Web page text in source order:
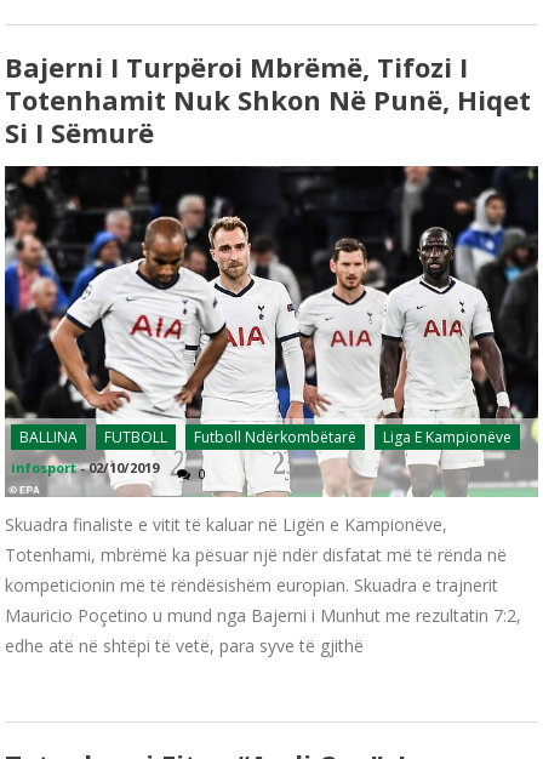
Bajerni I Turpëroi Mbrëmë, Tifozi I
Totenhamit Nuk Shkon Në Punë, Hiqet
Si I Sëmurë
BALLINA FUTBOLL Futboll Ndërkombëtarë Liga E Kampionëve
infosport -02/10/2019 0
Skuadra finaliste e vitit të kaluar në Ligën e Kampionëve,
Totenhami, mbrëmë ka pësuar një ndër disfatat më të rënda në
kompeticionin më të rëndësishëm europian. Skuadra e trajnerit
Mauricio Poçetino u mund nga Bajerni i Munhut me rezultatin 7:2,
edhe atë në shtëpi të vetë, para syve të gjithë